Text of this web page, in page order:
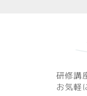
研修講
お気軽